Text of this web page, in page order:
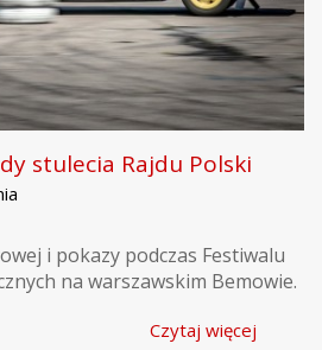
stulecia Rajdu Polski
i pokazy podczas Festiwalu
na warszawskim Bemowie.
Czytaj więcej